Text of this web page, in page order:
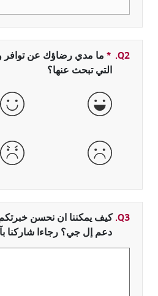
Q2.
* حقل مطلوب
ما مدي رضاؤك عن توافر
التي تبحث عنها؟
جيدة جداً جيدة
سيئة
Q3. كيف يمكننا ان نحسن
دعم إل جي؟ رجاءا شاركنا